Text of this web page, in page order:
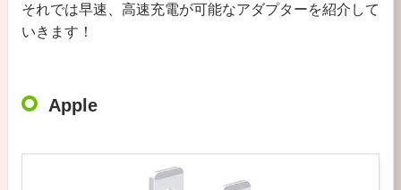
それでは早速、高速充電が可能なアダプターを紹介して
いきます！
Apple